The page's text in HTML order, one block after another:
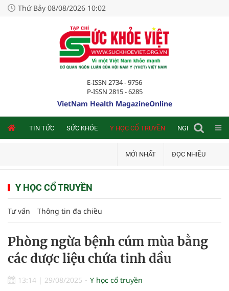
Thứ Bảy 08/08/2026 10:02
E-ISSN 2734 - 9756
P-ISSN 2815 - 6285
VietNam Health MagazineOnline
TIN TỨC SỨC KHỎE Y HỌC CỔ TRUYỀN NGHIÊN CỨU
MỚI NHẤT ĐỌC NHIỀU
Y HỌC CỔ TRUYỀN
Tư vấn Thông tin đa chiều
Phòng ngừa bệnh cúm mùa bằng
các dược liệu chứa tinh dầu
13:14 | 29/08/2025 Y học cổ truyền